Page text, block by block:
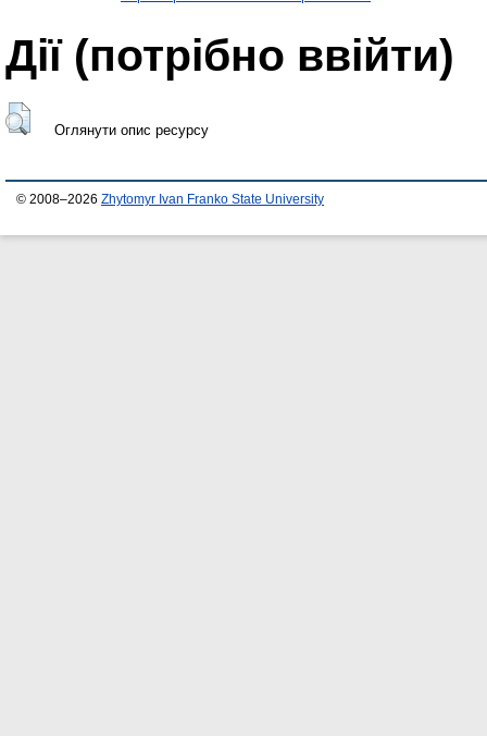
Дії ​​(потрібно ввійти)
Оглянути опис ресурсу
© 2008–2026 Zhytomyr Ivan Franko State University